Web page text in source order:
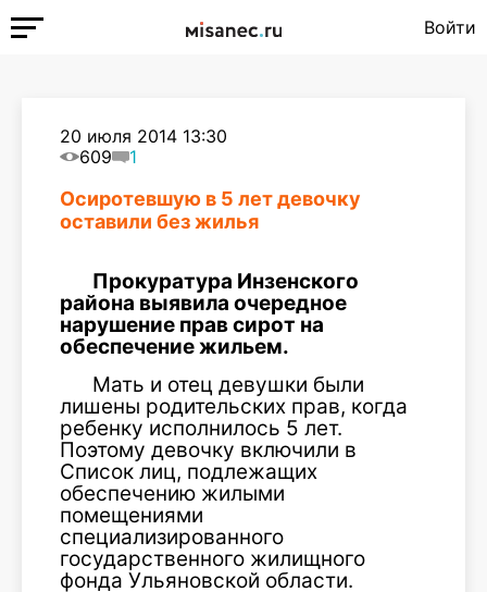
Войти
20 июля 2014 13:30
609
1
Осиротевшую в 5 лет девочку
оставили без жилья
Прокуратура Инзенского
района выявила очередное
нарушение прав сирот на
обеспечение жильем.
Мать и отец девушки были
лишены родительских прав, когда
ребенку исполнилось 5 лет.
Поэтому девочку включили в
Список лиц, подлежащих
обеспечению жилыми
помещениями
специализированного
государственного жилищного
фонда Ульяновской области.